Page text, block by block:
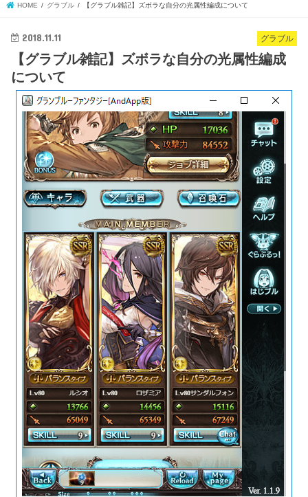
HOME グラブル 【グラブル雑記】ズボラな自分の光属性編成について
グラブル
2018.11.11
【グラブル雑記】ズボラな自分の光属性編成
について